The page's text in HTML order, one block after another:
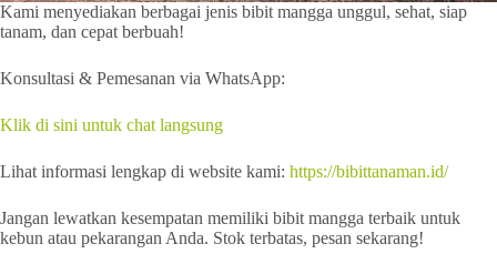
Kami menyediakan berbagai jenis bibit mangga unggul, sehat, siap
tanam, dan cepat berbuah!
Konsultasi & Pemesanan via WhatsApp:
Klik di sini untuk chat langsung
Lihat informasi lengkap di website kami: https://bibittanaman.id/
Jangan lewatkan kesempatan memiliki bibit mangga terbaik untuk
kebun atau pekarangan Anda. Stok terbatas, pesan sekarang!